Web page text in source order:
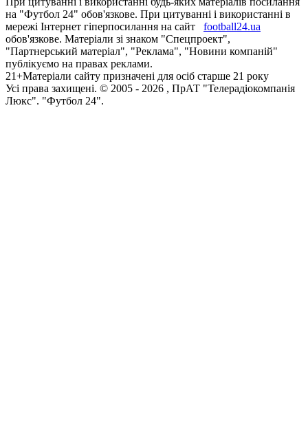
на "Футбол 24" обов'язкове. При цитуванні і використанні в
мережі Інтернет гіперпосилання на сайт
football24.ua
обов'язкове. Матеріали зі знаком "Спецпроект",
"Партнерський матеріал", "Реклама", "Новини компаній"
публікуємо на правах реклами.
21+Матеріали сайту призначені для осіб старше 21 року
Усi права захищенi. © 2005 - 2026 , ПрАТ "Телерадіокомпанія
Люкс". "Футбол 24".